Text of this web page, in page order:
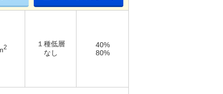
2
１種低層
なし
40%
80%